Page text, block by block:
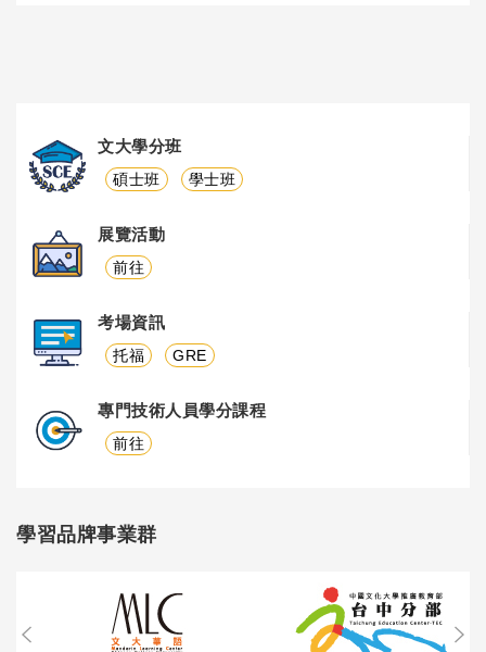
文大學分班
碩士班 學士班
展覽活動
前往
考場資訊
托福 GRE
專門技術人員學分課程
前往
學習品牌事業群